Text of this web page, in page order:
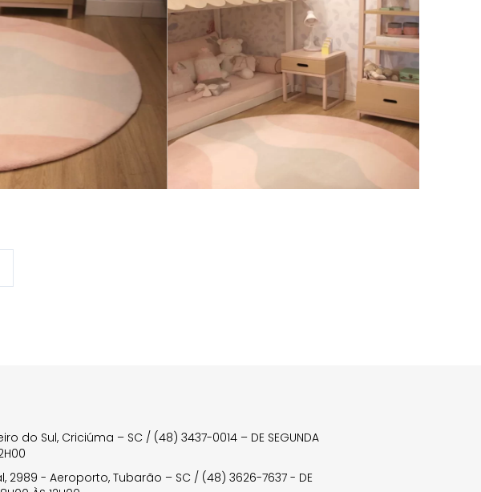
do Sul, Criciúma – SC / (48) 3437-0014 – DE SEGUNDA
2989 - Aeroporto, Tubarão – SC / (48) 3626-7637 - DE